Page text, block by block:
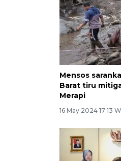
Mensos
Barat tiru
Merapi
16 May 2024 17:13